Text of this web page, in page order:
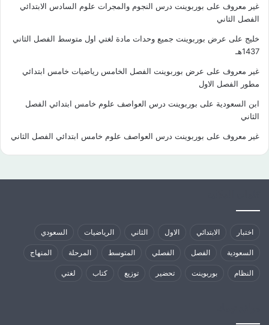
غير معروف على بوربوينت درس النجوم والمجرات علوم السادس الابتدائي
الفصل الثاني
خليج على عرض بوربوينت جميع وحدات مادة لغتي اول متوسط الفصل الثاني
1437هـ
غير معروف على عرض بوربوينت الفصل الخامس رياضيات خامس ابتدائي
مطور الفصل الاول
ابن السعودية على بوربوينت درس العواصف علوم خامس ابتدائي الفصل
الثاني
غير معروف على بوربوينت درس العواصف علوم خامس ابتدائي الفصل الثاني
اختبار الابتدائي الاول الثاني الرياضيات السعودي
السعودية الفصل الفصلي المتوسط المرحلة المنهاج
النظام بوربوينت تحضير توزيع كتاب لغتي